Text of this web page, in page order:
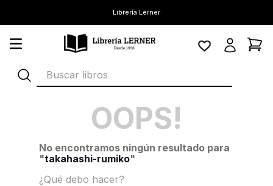
Librería Lerner
Buscar libros
OOPS!
No encontramos ningún resultado para
"takahashi-rumiko"
¿Qué debo hacer?